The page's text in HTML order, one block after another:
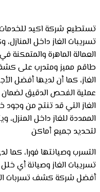
تستطيع شركة اكيد
تسريبات الغاز داخل
العمالة الماهرة والمتمكنة
طاقم مميز ومتدرب على
الغاز، كما أن لديها أفضل
عملية الفحص الدقيق
الغاز التي قد تنتج من وجود
الممددة للغاز داخل
لتحديد جميع أماكن
التسرب وصيانتها فورا،
تسريبات الغاز وصيانة أي
أفضل شركة كشف تسربات